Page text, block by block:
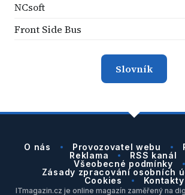
NCsoft
Front Side Bus
Slovník
O nás Provozovatel webu
Reklama
RSS kanál
Všeobecné podmínky
Zásady zpracování osobních
Cookies
Kontakty
ITmagazin.cz je online magazín zaměřený na